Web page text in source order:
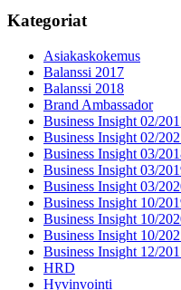
Kategoriat
Asiakaskokemus
Balanssi 2017
Balanssi 2018
Brand Ambassador
Business Insight 02/
Business Insight 02/
Business Insight 03/
Business Insight 03/
Business Insight 03/
Business Insight 10/
Business Insight 10/
Business Insight 10/
Business Insight 12/
HRD
Hyvinvointi